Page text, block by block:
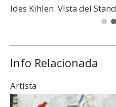
Ides Kihlen. Vista del Stand
Info Relacionada
Artista